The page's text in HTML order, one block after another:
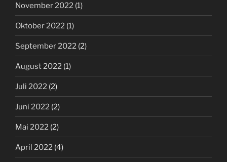
November 2022 (1)
Oktober 2022 (1)
September 2022 (2)
August 2022 (1)
Juli 2022 (2)
Juni 2022 (2)
Mai 2022 (2)
April 2022 (4)